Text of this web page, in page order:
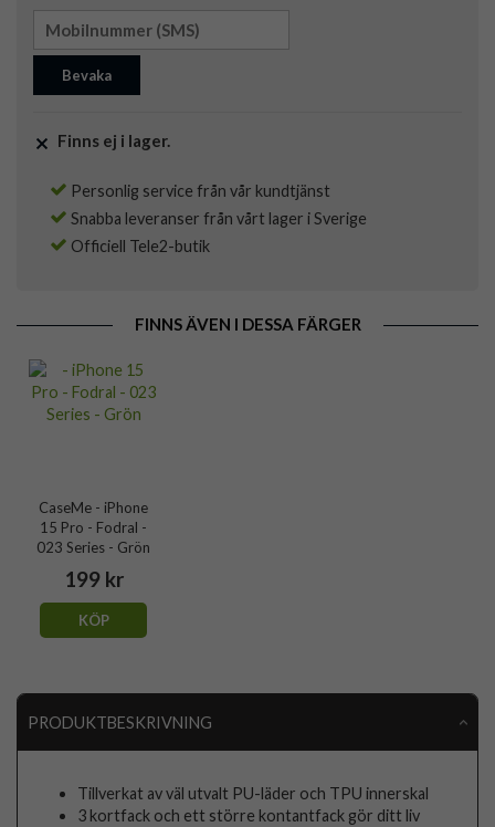
Bevaka
Finns ej i lager.
Personlig service från vår kundtjänst
Snabba leveranser från vårt lager i Sverige
Officiell Tele2-butik
FINNS ÄVEN I DESSA FÄRGER
CaseMe - iPhone
15 Pro - Fodral -
023 Series - Grön
199 kr
KÖP
PRODUKTBESKRIVNING
Tillverkat av väl utvalt PU-läder och TPU innerskal
3 kortfack och ett större kontantfack gör ditt liv